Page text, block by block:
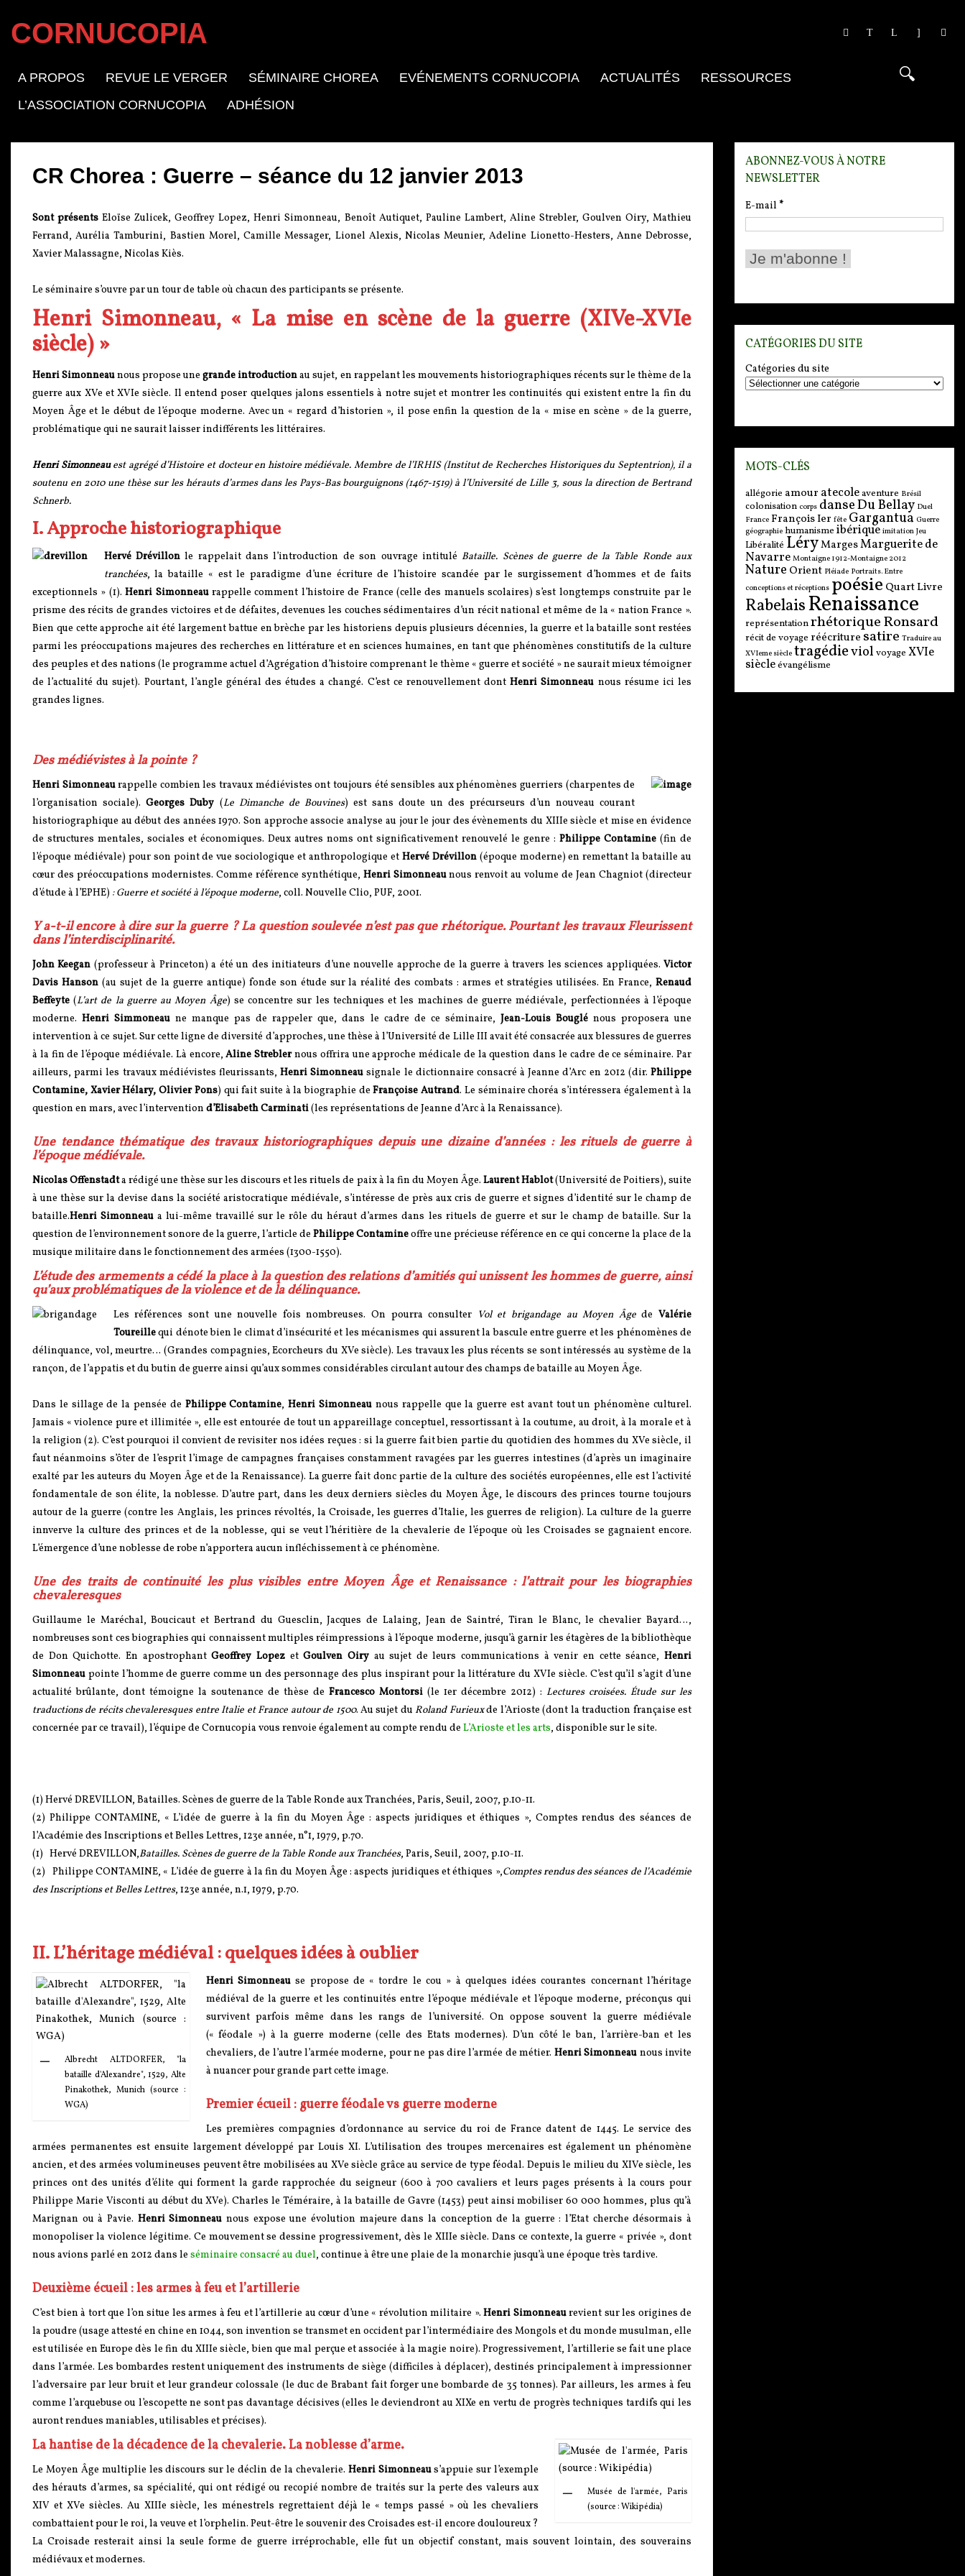
CORNUCOPIA
A PROPOS REVUE LE VERGER SÉMINAIRE CHOREA EVÉNEMENTS CORNUCOPIA ACTUALITÉS
RESSOURCES
L’ASSOCIATION CORNUCOPIA
ADHÉSION
CR Chorea : Guerre – séance du 12 janvier 2013
Sont présents Eloïse Zulicek, Geoffrey Lopez, Henri Simonneau, Benoît Autiquet, Pauline Lambert, Aline Strebler, Goulven Oiry, Mathieu
Ferrand, Aurélia Tamburini, Bastien Morel, Camille Messager, Lionel Alexis, Nicolas Meunier, Adeline Lionetto-Hesters, Anne Debrosse,
Xavier Malassagne, Nicolas Kiès.
Le séminaire s’ouvre par un tour de table où chacun des participants se présente.
Henri Simonneau, « La mise en scène de la guerre (XIVe-XVIe
siècle) »
Henri Simonneaunous propose unegrande introductionau sujet, en rappelant les mouvements historiographiques récents sur le thème de la
guerre aux XVe et XVIe siècle. Il entend poser quelques jalons essentiels à notre sujet et montrer les continuités qui existent entre la fin du
Moyen Âge et le début de l’époque moderne. Avec un « regard d’historien », il pose enfin la question de la « mise en scène » de la guerre,
problématique qui ne saurait laisser indifférents les littéraires.
Henri Simonneau est agrégé d’Histoire et docteur en histoire médiévale. Membre de l’IRHIS (Institut de Recherches Historiques du Septentrion), il a
soutenu en 2010 une thèse sur les hérauts d’armes dans les Pays-Bas bourguignons (1467-1519) à l’Université de Lille 3, sous la direction de Bertrand
Schnerb.
I. Approche historiographique
Hervé Drévillon le rappelait dans l’introduction de son ouvrage intitulé Bataille. Scènes de guerre de la Table Ronde aux
tranchées, la bataille « est le paradigme d’une écriture de l’histoire scandée par le surgissement d’hommes et de faits
exceptionnels » (1).Henri Simonneau rappelle comment l’histoire de France (celle des manuels scolaires) s’est longtemps construite par le
prisme des récits de grandes victoires et de défaites, devenues les couches sédimentaires d’un récit national et même de la « nation France ».
Bien que cette approche ait été largement battue en brèche par les historiens depuis plusieurs décennies, la guerre et la bataille sont restées
parmi les préoccupations majeures des recherches en littérature et en sciences humaines, en tant que phénomènes constitutifs de la culture
des peuples et des nations (le programme actuel d’Agrégation d’histoire comprenant le thème « guerre et société » ne saurait mieux témoigner
de l’actualité du sujet). Pourtant, l’angle général des études a changé. C’est ce renouvellement dontHenri Simonneau nous résume ici les
grandes lignes.
Des médiévistes à la pointe ?
Henri Simonneaurappelle combien les travaux médiévistes ont toujours été sensibles aux phénomènes guerriers (charpentes de
l’organisation sociale).Georges Duby (Le Dimanche de Bouvines) est sans doute un des précurseurs d’un nouveau courant
historiographique au début des années 1970. Son approche associe analyse au jour le jour des évènements du XIIIe siècle et mise en évidence
de structures mentales, sociales et économiques. Deux autres noms ont significativement renouvelé le genre : Philippe Contamine (fin de
l’époque médiévale) pour son point de vue sociologique et anthropologique et Hervé Drévillon(époque moderne) en remettant la bataille au
cœur des préoccupations modernistes. Comme référence synthétique, Henri Simonneaunous renvoit au volume de Jean Chagniot (directeur
d’étude à l’EPHE) : Guerre et société à l’époque moderne, coll. Nouvelle Clio, PUF, 2001.
Y a-t-il encore à dire sur la guerre ? La question soulevée n’est pas que rhétorique. Pourtant les travaux Fleurissent
dans l’interdisciplinarité.
John Keegan (professeur à Princeton) a été un des initiateurs d’une nouvelle approche de la guerre à travers les sciences appliquées.Victor
Davis Hanson(au sujet de la guerre antique) fonde son étude sur la réalité des combats : armes et stratégies utilisées. En France,Renaud
Beffeyte(L’art de la guerre au Moyen Âge) se concentre sur les techniques et les machines de guerre médiévale, perfectionnées à l’époque
moderne.Henri Simmoneau ne manque pas de rappeler que, dans le cadre de ce séminaire, Jean-Louis Bouglénous proposera une
intervention à ce sujet. Sur cette ligne de diversité d’approches, une thèse à l’Université de Lille III avait été consacrée aux blessures de guerres
à la fin de l’époque médiévale. Là encore,Aline Streblernous offrira une approche médicale de la question dans le cadre de ce séminaire. Par
ailleurs, parmi les travaux médiévistes fleurissants, Henri Simonneau signale le dictionnaire consacré à Jeanne d’Arc en 2012 (dir.Philippe
Contamine, Xavier Hélary, Olivier Pons) qui fait suite à la biographie deFrançoise Autrand. Le séminaire choréa s’intéressera également à la
question en mars, avec l’intervention d’Elisabeth Carminati(les représentations de Jeanne d’Arc à la Renaissance).
Une tendance thématique des travaux historiographiques depuis une dizaine d’années : les rituels de guerre à
l’époque médiévale.
Nicolas Offenstadta rédigé une thèse sur les discours et les rituels de paix à la fin du Moyen Âge. Laurent Hablot(Université de Poitiers), suite
à une thèse sur la devise dans la société aristocratique médiévale, s’intéresse de près aux cris de guerre et signes d’identité sur le champ de
bataille.Henri Simonneau a lui-même travaillé sur le rôle du héraut d’armes dans les rituels de guerre et sur le champ de bataille. Sur la
question de l’environnement sonore de la guerre, l’article de Philippe Contamineoffre une précieuse référence en ce qui concerne la place de la
musique militaire dans le fonctionnement des armées (1300-1550).
L’étude des armements a cédé la place à la question des relations d’amitiés qui unissent les hommes de guerre, ainsi
qu’aux problématiques de la violence et de la délinquance.
Les références sont une nouvelle fois nombreuses. On pourra consulter Vol et brigandage au Moyen ÂgedeValérie
Toureillequi dénote bien le climat d’insécurité et les mécanismes qui assurent la bascule entre guerre et les phénomènes de
délinquance, vol, meurtre… (Grandes compagnies, Ecorcheurs du XVe siècle). Les travaux les plus récents se sont intéressés au système de la
rançon, de l’appatis et du butin de guerre ainsi qu’aux sommes considérables circulant autour des champs de bataille au Moyen Âge.
Dans le sillage de la pensée de Philippe Contamine,Henri Simonneau nous rappelle que la guerre est avant tout un phénomène culturel.
Jamais « violence pure et illimitée », elle est entourée de tout un appareillage conceptuel, ressortissant à la coutume, au droit, à la morale et à
la religion (2). C’est pourquoi il convient de revisiter nos idées reçues : si la guerre fait bien partie du quotidien des hommes du XVe siècle, il
faut néanmoins s’ôter de l’esprit l’image de campagnes françaises constamment ravagées par les guerres intestines (d’après un imaginaire
exalté par les auteurs du Moyen Âge et de la Renaissance). La guerre fait donc partie de la culture des sociétés européennes, elle est l’activité
fondamentale de son élite, la noblesse. D’autre part, dans les deux derniers siècles du Moyen Âge, le discours des princes tourne toujours
autour de la guerre (contre les Anglais, les princes révoltés, la Croisade, les guerres d’Italie, les guerres de religion). La culture de la guerre
innverve la culture des princes et de la noblesse, qui se veut l’héritière de la chevalerie de l’époque où les Croisades se gagnaient encore.
L’émergence d’une noblesse de robe n’apportera aucun infléchissement à ce phénomène.
Une des traits de continuité les plus visibles entre Moyen Âge et Renaissance : l’attrait pour les biographies
chevaleresques
Guillaume le Maréchal, Boucicaut et Bertrand du Guesclin, Jacques de Lalaing, Jean de Saintré, Tiran le Blanc, le chevalier Bayard…,
nombreuses sont ces biographies qui connaissent multiples réimpressions à l’époque moderne, jusqu’à garnir les étagères de la bibliothèque
de Don Quichotte. En apostrophantGeoffrey LopezetGoulven Oiryau sujet de leurs communications à venir en cette séance,Henri
Simonneau pointe l’homme de guerre comme un des personnage des plus inspirant pour la littérature du XVIe siècle. C’est qu’il s’agit d’une
actualité brûlante, dont témoigne la soutenance de thèse de Francesco Montorsi (le 1er décembre 2012) : Lectures croisées. Étude sur les
traductions de récits chevaleresques entre Italie et France autour de 1500. Au sujet du Roland Furieuxde l’Arioste (dont la traduction française est
concernée par ce travail), l’équipe de Cornucopia vous renvoie également au compte rendu de L’Arioste et les arts, disponible sur le site.
(1) Hervé DREVILLON, Batailles. Scènes de guerre de la Table Ronde aux Tranchées, Paris, Seuil, 2007, p.10-11.
(2) Philippe CONTAMINE, « L’idée de guerre à la fin du Moyen Âge : aspects juridiques et éthiques », Comptes rendus des séances de
l’Académie des Inscriptions et Belles Lettres, 123e année, n°1, 1979, p.70.
(1) Hervé DREVILLON,Batailles. Scènes de guerre de la Table Ronde aux Tranchées, Paris, Seuil, 2007, p.10-11.
(2) Philippe CONTAMINE, « L’idée de guerre à la fin du Moyen Âge : aspects juridiques et éthiques »,Comptes rendus des séances de l’Académie
des Inscriptions et Belles Lettres, 123e année, n.1, 1979, p.70.
II. L’héritage médiéval : quelques idées à oublier
Albrecht ALTDORFER, "la
bataille d'Alexandre", 1529, Alte
Pinakothek, Munich (source :
WGA)
Henri Simonneau se propose de « tordre le cou » à quelques idées courantes concernant l’héritage
médiéval de la guerre et les continuités entre l’époque médiévale et l’époque moderne, préconçus qui
survivent parfois même dans les rangs de l’université. On oppose souvent la guerre médiévale
(« féodale ») à la guerre moderne (celle des Etats modernes). D’un côté le ban, l’arrière-ban et les
chevaliers, de l’autre l’armée moderne, pour ne pas dire l’armée de métier. Henri Simonneau nous invite
à nuancer pour grande part cette image.
Premier écueil : guerre féodale vs guerre moderne
Les premières compagnies d’ordonnance au service du roi de France datent de 1445. Le service des
armées permanentes est ensuite largement développé par Louis XI. L’utilisation des troupes mercenaires est également un phénomène
ancien, et des armées volumineuses peuvent être mobilisées au XVe siècle grâce au service de type féodal. Depuis le milieu du XIVe siècle, les
princes ont des unités d’élite qui forment la garde rapprochée du seigneur (600 à 700 cavaliers et leurs pages présents à la cours pour
Philippe Marie Visconti au début du XVe). Charles le Téméraire, à la bataille de Gavre (1453) peut ainsi mobiliser 60 000 hommes, plus qu’à
Marignan ou à Pavie. Henri Simonneau nous expose une évolution majeure dans la conception de la guerre : l’Etat cherche désormais à
monopoliser la violence légitime. Ce mouvement se dessine progressivement, dès le XIIIe siècle. Dans ce contexte, la guerre « privée », dont
nous avions parlé en 2012 dans le séminaire consacré au duel, continue à être une plaie de la monarchie jusqu’à une époque très tardive.
Deuxième écueil : les armes à feu et l’artillerie
C’est bien à tort que l’on situe les armes à feu et l’artillerie au cœur d’une « révolution militaire ». Henri Simonneaurevient sur les origines de
la poudre (usage attesté en chine en 1044, son invention se transmet en occident par l’intermédiaire des Mongols et du monde musulman, elle
est utilisée en Europe dès le fin du XIIIe siècle, bien que mal perçue et associée à la magie noire). Progressivement, l’artillerie se fait une place
dans l’armée. Les bombardes restent uniquement des instruments de siège (difficiles à déplacer), destinés principalement à impressionner
l’adversaire par leur bruit et leur grandeur colossale (le duc de Brabant fait forger une bombarde de 35 tonnes). Par ailleurs, les armes à feu
comme l’arquebuse ou l’escopette ne sont pas davantage décisives (elles le deviendront au XIXe en vertu de progrès techniques tardifs qui les
auront rendues maniables, utilisables et précises).
Musée de l'armée, Paris
(source : Wikipédia)
La hantise de la décadence de la chevalerie. La noblesse d’arme.
Le Moyen Âge multiplie les discours sur le déclin de la chevalerie. Henri Simonneaus’appuie sur l’exemple
des hérauts d’armes, sa spécialité, qui ont rédigé ou recopié nombre de traités sur la perte des valeurs aux
XIV et XVe siècles. Au XIIIe siècle, les ménestrels regrettaient déjà le « temps passé » où les chevaliers
combattaient pour le roi, la veuve et l’orphelin. Peut-être le souvenir des Croisades est-il encore douloureux ?
La Croisade resterait ainsi la seule forme de guerre irréprochable, elle fut un objectif constant, mais souvent lointain, des souverains
médiévaux et modernes.
ABONNEZ-VOUS À NOTRE
NEWSLETTER
E-mail *
CATÉGORIES DU SITE
Catégories du site
MOTS-CLÉS
allégorie amour atecoleaventure Brésil
colonisation corps danseDu Bellay Duel
France François Ier fête Gargantua Guerre
géographie humanisme ibérique imitation Jeu
Libéralité LéryMargesMarguerite de
Navarre Montaigne 1912-Montaigne 2012
Nature Orient Pléiade Portraits. Entre
conceptions et réceptions poésie Quart Livre
RabelaisRenaissance
représentationrhétoriqueRonsard
récit de voyage réécriture satire Traduire au
XVIeme siècle tragédieviol voyage XVIe
siècleévangélisme